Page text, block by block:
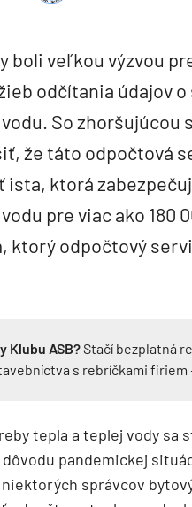
boli veľkou výzvou
odčítania údajov
So
že táto odpočtová
ista, ktorá
pre viac ako 180
ktorý odpočtový
Klubu ASB?Stačí bezplatná
s rebríčkami
tepla a teplej vody
dôvodu pandemickej
správcov